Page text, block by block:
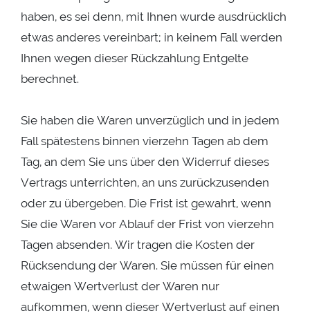
haben, es sei denn, mit Ihnen wurde ausdrücklich
etwas anderes vereinbart; in keinem Fall werden
Ihnen wegen dieser Rückzahlung Entgelte
berechnet.
Sie haben die Waren unverzüglich und in jedem
Fall spätestens binnen vierzehn Tagen ab dem
Tag, an dem Sie uns über den Widerruf dieses
Vertrags unterrichten, an uns zurückzusenden
oder zu übergeben. Die Frist ist gewahrt, wenn
Sie die Waren vor Ablauf der Frist von vierzehn
Tagen absenden. Wir tragen die Kosten der
Rücksendung der Waren. Sie müssen für einen
etwaigen Wertverlust der Waren nur
aufkommen, wenn dieser Wertverlust auf einen